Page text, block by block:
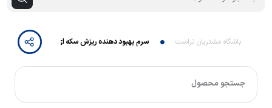
باشگاه مشتریان تراست سرم بهبود دهنده ریزش سکه ای مو تراست
جستجو محصول